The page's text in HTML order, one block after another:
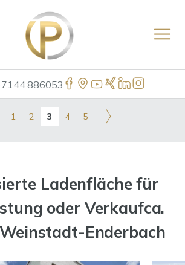
886053
1 2 3 4 5
Ladenfläche für
oder Verkaufca.
Enderbach